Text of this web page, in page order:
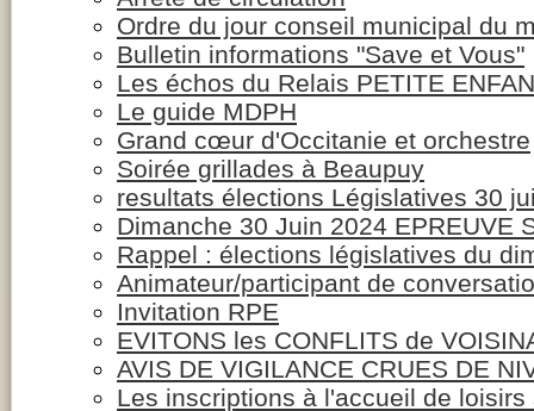
Ordre du jour conseil municipal du
Bulletin informations "Save et Vous"
Les échos du Relais PETITE
Le guide MDPH
Grand cœur d'Occitanie et orchestre
Soirée grillades à Beaupuy
resultats élections Législatives 30
Dimanche 30 Juin 2024 EPREUVE
Rappel : élections législatives du
Animateur/participant de
Invitation RPE
EVITONS les CONFLITS de
AVIS DE VIGILANCE CRUES DE
Les inscriptions à l'accueil de